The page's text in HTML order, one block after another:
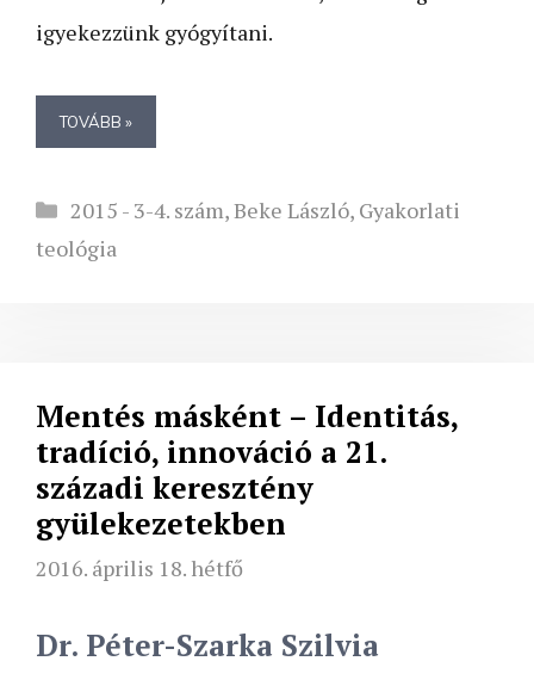
igyekezzünk gyógyítani.
TOVÁBB »
Kategória
2015 - 3-4. szám,Beke László, Gyakorlati
teológia
Mentés másként – Identitás,
tradíció, innováció a 21.
századi keresztény
gyülekezetekben
2016. április 18. hétfő
Dr. Péter-Szarka Szilvia